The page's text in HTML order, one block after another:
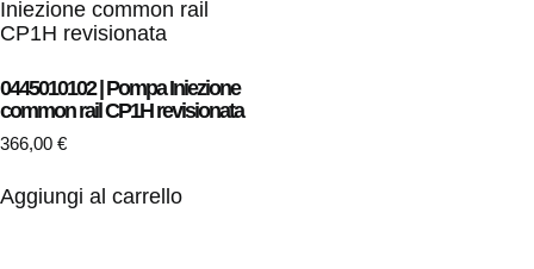
0445010102 | Pompa Iniezione
common rail CP1H revisionata
366,00 €
Aggiungi al carrello